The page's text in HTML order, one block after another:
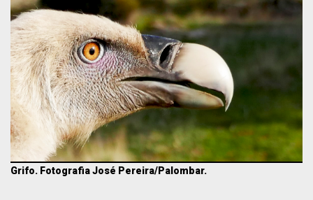
Grifo. Fotografia José Pereira/Palombar.